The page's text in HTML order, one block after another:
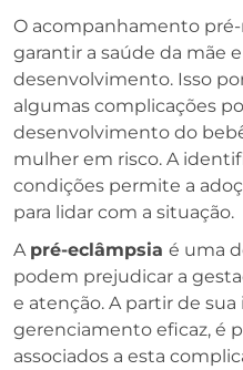
O acompanhamento
garantir a saúde da mãe
desenvolvimento. Isso
algumas complicações
desenvolvimento do
mulher em risco. A
condições permite a
para lidar com a situação.
A pré-eclâmpsia é uma
podem prejudicar a
e atenção. A partir de
gerenciamento eficaz, é
associados a esta